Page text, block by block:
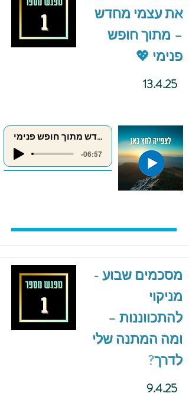
את עצמי מחדש
– מתוך חופש
פנימי 💖
13.4.25
לזרוע את עצמי מחדש מתוך חופש פנימי
-06:57
מסכמים שבוע -
מניקוי
להתכווננות –
ומה המתנה שלי
לדרך?
9.4.25